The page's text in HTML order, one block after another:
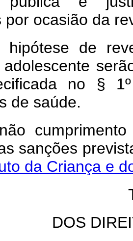
por ocasião da
de
no §
de saúde.
sanções
da Criança e
DOS